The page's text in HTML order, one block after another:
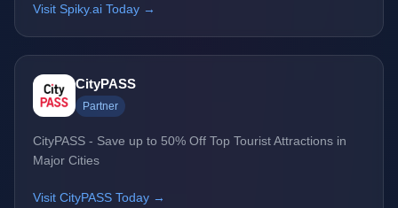
Visit Spiky.ai Today →
CityPASS
Partner
CityPASS - Save up to 50% Off Top Tourist Attractions in
Major Cities
Visit CityPASS Today →